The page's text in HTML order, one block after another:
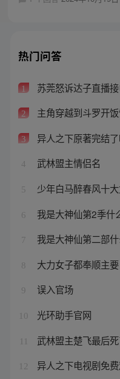
热门问答
1 苏莞怒诉达子直播
2 主角穿越到斗罗开
3 异人之下原著完结
4 武林盟主情侣名
5 少年白马醉春风十
6 我是大神仙第2季什
7 我是大神仙第二部
8 大力女子都奉顺主要
9 误入官场
10 光环助手官网
武林盟主楚飞最后
12 异人之下电视剧免